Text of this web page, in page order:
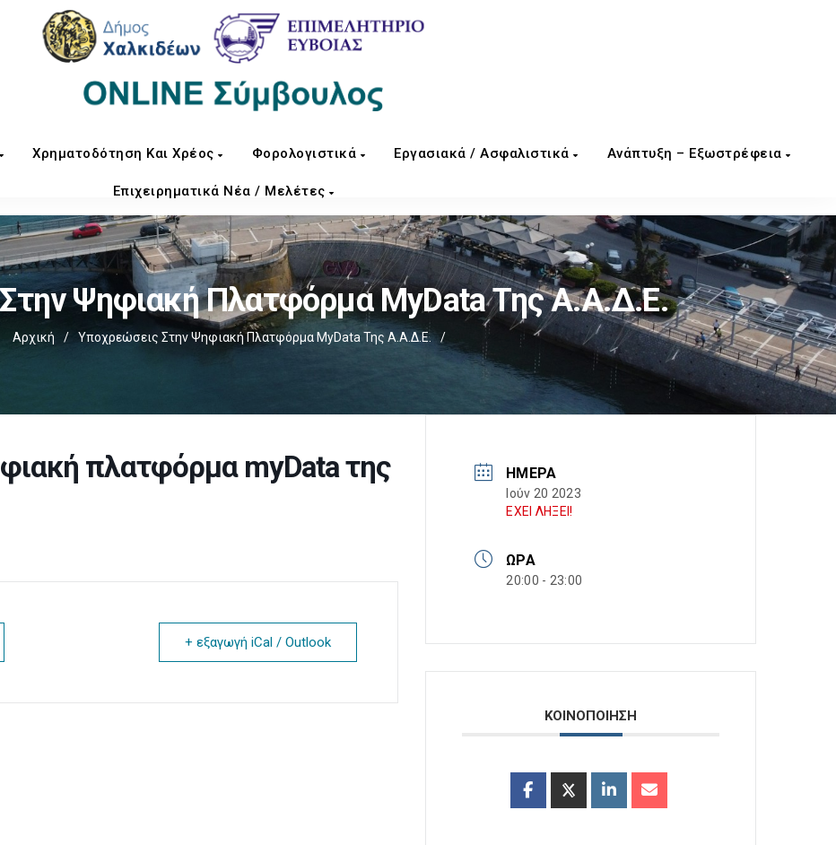
Χρηματοδότηση Και Χρέος Φορολογιστικά Εργασιακά / Ασφαλιστικά Ανάπτυξη – Εξωστρέφεια
Επιχειρηματικά Νέα / Μελέτες
Ψηφιακή Πλατφόρμα MyData Της Α.Α.Δ.Ε.
Αρχική / Υποχρεώσεις Στην Ψηφιακή Πλατφόρμα MyData Της Α.Α.Δ.Ε. /
πλατφόρμα myData της
+ εξαγωγή iCal / Outlook
ΗΜΈΡΑ
Ιούν 20 2023
ΕΧΕΙ ΛΗΞΕΙ!
ΏΡΑ
20:00 - 23:00
ΚΟΙΝΟΠΟΙΗΣΗ